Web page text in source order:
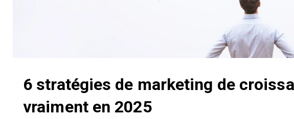
6 stratégies de marketing de
vraiment en 2025